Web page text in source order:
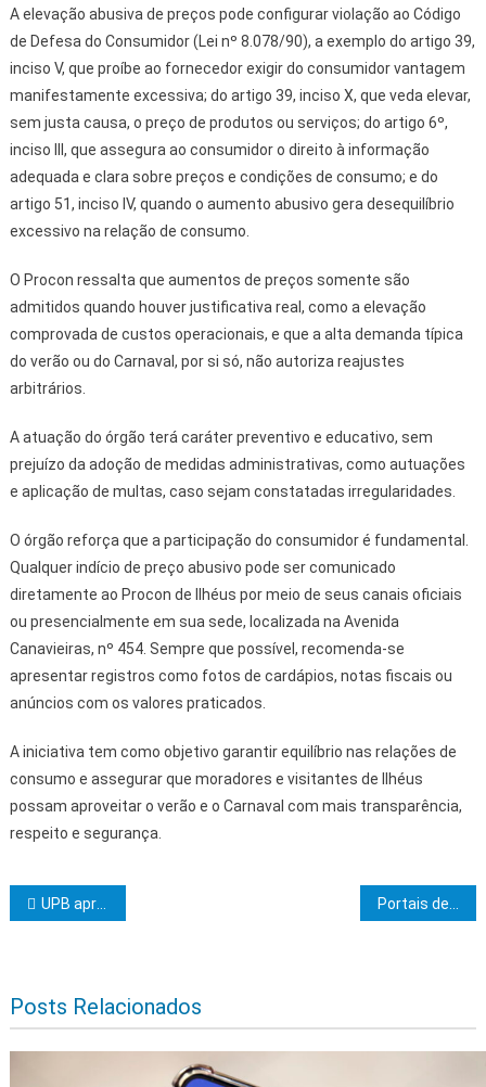
A elevação abusiva de preços pode configurar violação ao Código
de Defesa do Consumidor (Lei nº 8.078/90), a exemplo do artigo 39,
inciso V, que proíbe ao fornecedor exigir do consumidor vantagem
manifestamente excessiva; do artigo 39, inciso X, que veda elevar,
sem justa causa, o preço de produtos ou serviços; do artigo 6º,
inciso III, que assegura ao consumidor o direito à informação
adequada e clara sobre preços e condições de consumo; e do
artigo 51, inciso IV, quando o aumento abusivo gera desequilíbrio
excessivo na relação de consumo.
O Procon ressalta que aumentos de preços somente são
admitidos quando houver justificativa real, como a elevação
comprovada de custos operacionais, e que a alta demanda típica
do verão ou do Carnaval, por si só, não autoriza reajustes
arbitrários.
A atuação do órgão terá caráter preventivo e educativo, sem
prejuízo da adoção de medidas administrativas, como autuações
e aplicação de multas, caso sejam constatadas irregularidades.
O órgão reforça que a participação do consumidor é fundamental.
Qualquer indício de preço abusivo pode ser comunicado
diretamente ao Procon de Ilhéus por meio de seus canais oficiais
ou presencialmente em sua sede, localizada na Avenida
Canavieiras, nº 454. Sempre que possível, recomenda-se
apresentar registros como fotos de cardápios, notas fiscais ou
anúncios com os valores praticados.
A iniciativa tem como objetivo garantir equilíbrio nas relações de
consumo e assegurar que moradores e visitantes de Ilhéus
possam aproveitar o verão e o Carnaval com mais transparência,
respeito e segurança.
Navegação de Post
UPB apresenta ao MP-BA proposta para estabelecer teto de cachês nas festas juninas
Posts Relacionados